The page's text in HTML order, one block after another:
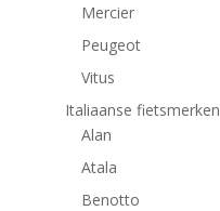
Mercier
Peugeot
Vitus
Italiaanse fietsmerken
Alan
Atala
Benotto